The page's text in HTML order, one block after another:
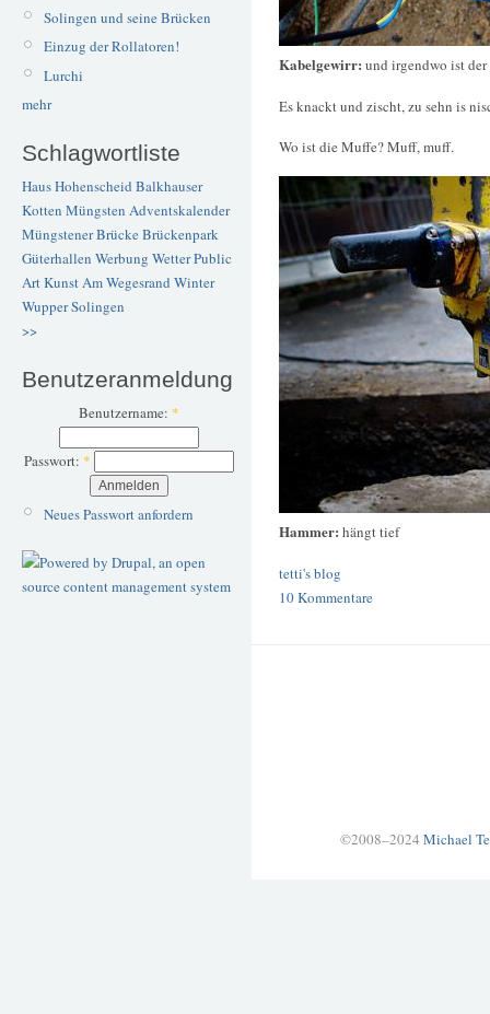
Solingen und seine Brücken
Einzug der Rollatoren!
Lurchi
mehr
Schlagwortliste
Haus Hohenscheid Balkhauser
Kotten Müngsten Adventskalender
Müngstener BrückeBrückenpark
Güterhallen Werbung WetterPublic
ArtKunstAm Wegesrand Winter
WupperSolingen
>>
Benutzeranmeldung
Benutzername: *
Passwort: *
Neues Passwort anfordern
Kabelgewirr: und irgendwo ist der
Es knackt und zischt, zu sehn is
Wo ist die Muffe? Muff, muff.
Hammer: hängt tief
tetti's blog
10 Kommentare
©2008–2024 Michael